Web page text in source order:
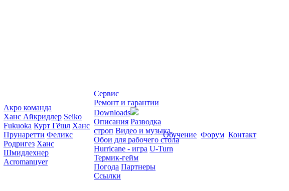
Акро команда
Ханс Айкридлер Seiko
Fukuoka Курт Гёшл Ханс
Прунаретти Феликс
Родригез Ханс
Шмидлехнер
Acromanцver
Сервис
Ремонт и гарантии
Downloads
Описания Разводка
строп Видео и музыка
Обои для рабочего стола
Hurricane - игра U-Turn
Термик-гейм
Погода Партнеры
Ссылки
Обучение Форум Контакт